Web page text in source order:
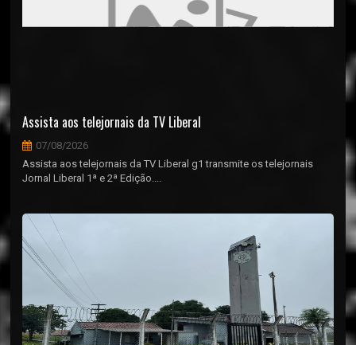
Assista aos telejornais da TV Liberal
07/08/2026
Assista aos telejornais da TV Liberal g1 transmite os telejornais
Jornal Liberal 1ª e 2ª Edição....